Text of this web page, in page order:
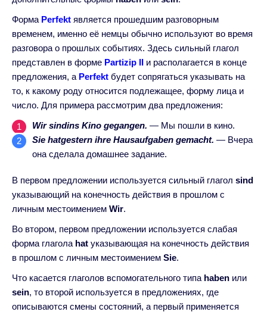
Форма Perfekt является прошедшим разговорным
временем, именно её немцы обычно используют во время
разговора о прошлых событиях. Здесь сильный глагол
представлен в форме Partizip II и располагается в конце
предложения, а Perfekt будет сопрягаться указывать на
то, к какому роду относится подлежащее, форму лица и
число. Для примера рассмотрим два предложения:
Wir sindins Kino gegangen. — Мы пошли в кино.
Sie hatgestern ihre Hausaufgaben gemacht. — Вчера
она сделала домашнее задание.
В первом предложении используется сильный глагол sind
указывающий на конечность действия в прошлом с
личным местоимением Wir.
Во втором, первом предложении используется слабая
форма глагола hat указывающая на конечность действия
в прошлом с личным местоимением Sie.
Что касается глаголов вспомогательного типа haben или
sein, то второй используется в предложениях, где
описываются смены состояний, а первый применяется